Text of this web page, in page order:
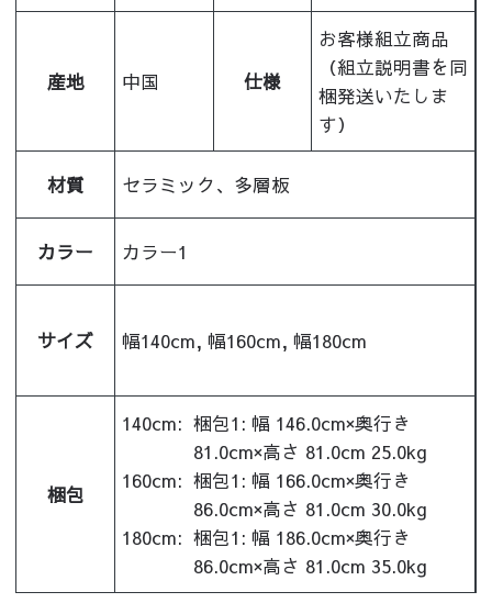
産地 中国 仕様
お客様組立商品
（組立説明書を同
梱発送いたしま
す）
材質 セラミック、多層板
カラー カラー1
サイズ 幅140cm, 幅160cm, 幅180cm
梱包
140cm: 梱包1: 幅 146.0cm×奥行き
81.0cm×高さ 81.0cm 25.0kg
160cm: 梱包1: 幅 166.0cm×奥行き
86.0cm×高さ 81.0cm 30.0kg
180cm: 梱包1: 幅 186.0cm×奥行き
86.0cm×高さ 81.0cm 35.0kg